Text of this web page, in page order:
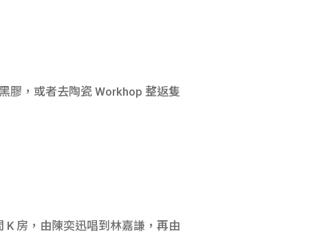
膠，或者去陶瓷 Workhop 整返隻
房，由陳奕迅唱到林嘉謙，再由